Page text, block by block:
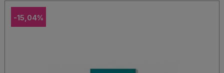
-15,04%